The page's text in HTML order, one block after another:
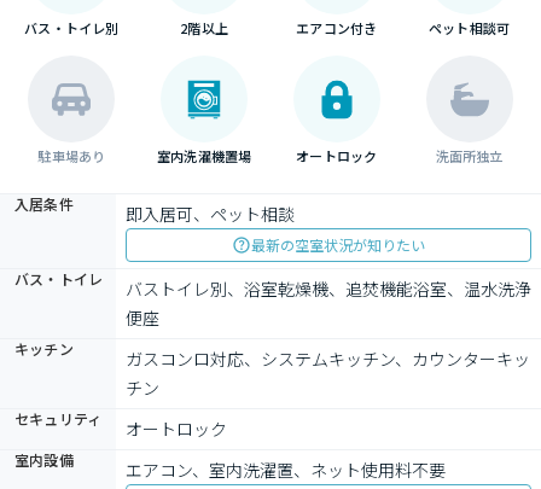
バス・トイレ別 2階以上 エアコン付き ペット相談可
駐車場あり 室内洗濯機置場 オートロック 洗面所独立
入居条件 即入居可、ペット相談
最新の空室状況が知りたい
バス・トイレ
バストイレ別、浴室乾燥機、追焚機能浴室、温水洗浄
便座
キッチン
ガスコンロ対応、システムキッチン、カウンターキッ
チン
セキュリティ オートロック
室内設備 エアコン、室内洗濯置、ネット使用料不要